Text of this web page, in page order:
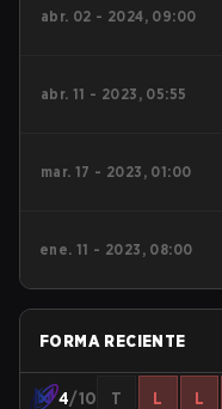
abr. 02 - 2024, 09:00
abr. 11 - 2023, 05:55
mar. 17 - 2023, 01:00
ene. 11 - 2023, 08:00
FORMA RECIENTE
4/10 T L L